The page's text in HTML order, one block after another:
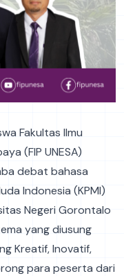
Fakultas Ilmu
(FIP UNESA)
debat bahasa
Indonesia (KPMI)
Negeri Gorontalo
yang diusung
Kreatif, Inovatif,
para peserta dari